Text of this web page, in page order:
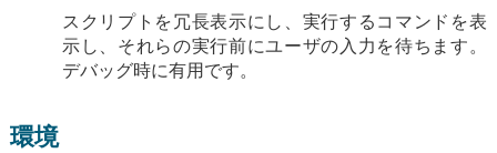
スクリプトを冗長表示にし、実行するコマンドを表
示し、それらの実行前にユーザの入力を待ちます。
デバッグ時に有用です。
環境